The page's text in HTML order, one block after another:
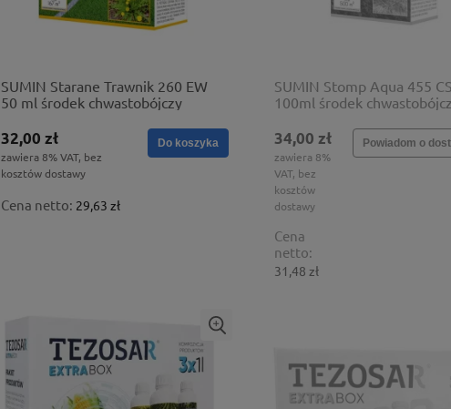
SUMIN Starane Trawnik 260 EW
50 ml środek chwastobójczy
32,00 zł
zawiera 8% VAT, bez
kosztów dostawy
Cena netto: 29,63 zł
Do koszyka
SUMIN Stomp Aqua 455
100ml środek
34,00 zł
zawiera 8%
VAT, bez
kosztów
dostawy
Cena
netto:
31,48 zł
Powiadom o